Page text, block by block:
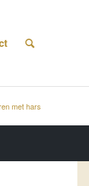
met hars